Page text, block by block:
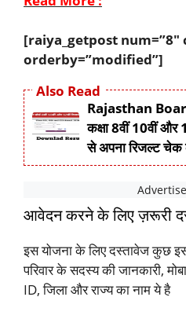
[raiya_getpost num=”8″
orderby=”modified”]
Also Read
Rajasthan
कक्षा 8वीं 10वीं और
से अपना रिजल्ट
आवेदन करने के लिए ज़रूरी
इस योजना के लिए दस्तावेज कुछ
परिवार के सदस्य की जानकारी,
ID, जिला और राज्य का नाम ये है